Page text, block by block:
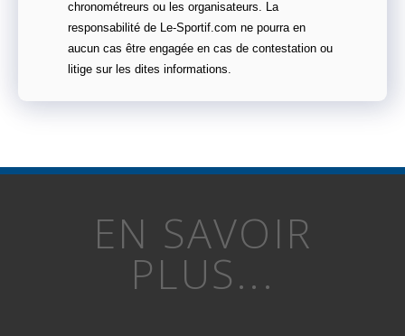
chronométreurs ou les organisateurs. La
responsabilité de Le-Sportif.com ne pourra en
aucun cas être engagée en cas de contestation ou
litige sur les dites informations.
EN SAVOIR
PLUS...